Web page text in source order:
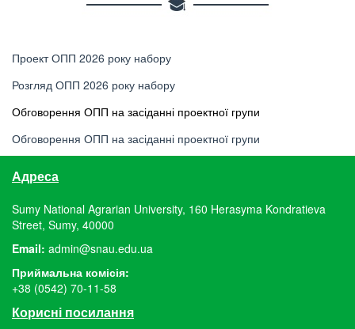
Проект ОПП 2026 року набору
Розгляд ОПП 2026 року набору
Обговорення ОПП на засіданні проектної групи
Обговорення ОПП на засіданні проектної групи
Адреса
Sumy National Agrarian University, 160 Herasyma Kondratieva
Street, Sumy, 40000
Email: admin@snau.edu.ua
Приймальна комісія:
+38 (0542) 70-11-58
Корисні посилання